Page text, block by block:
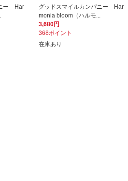
ー Har
グッドスマイルカンパニー Har
monia bloom（ハルモ...
3,680円
368ポイント
在庫あり